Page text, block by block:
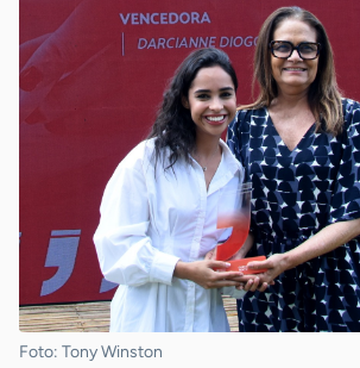
Foto: Tony Winston